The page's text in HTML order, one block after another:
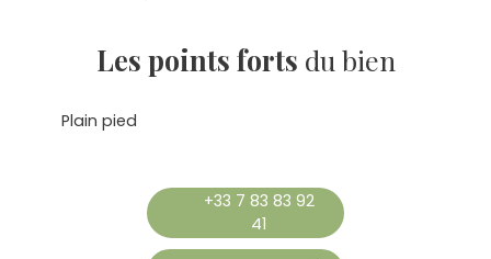
Les points forts du bien
Plain pied
+33 7 83 83 92
41